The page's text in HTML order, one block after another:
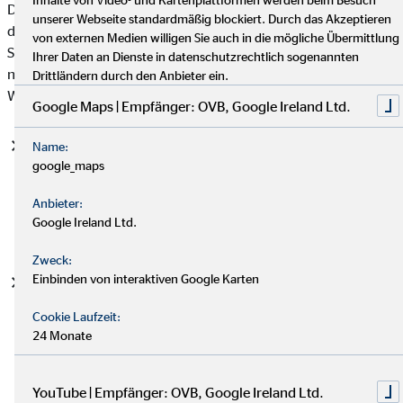
Datenschutzgrundverordnung (DSGVO), auf deren Basis wir
die personenbezogenen Daten verarbeiten, mit. Bitte beachten
Sie, dass zusätzlich zu den Regelungen der DSGVO die
nationalen Datenschutzvorgaben in Ihrem bzw. unserem
Wohn- und Sitzland gelten können.
Einwilligung (Art. 6 Abs. 1 S. 1 lit. a DSGVO)
betroffene Person hat ihre Einwilligung in die Verarbeitung
spezifischen Zweck oder mehrere bestimmte Zwecke
gegeben.
Vertragserfüllung und vorvertragliche Anfragen (Art. 6
Erfüllung eines Vertrags, dessen Vertragspartei die
der betroffenen Person erfolgen.
unserer Webseite standardmäßig blockiert. Durch das Akzeptieren
von externen Medien willigen Sie auch in die mögliche Übermittlung
Ihrer Daten an Dienste in datenschutzrechtlich sogenannten
Drittländern durch den Anbieter ein.
Google Maps | Empfänger: OVB, Google Ireland Ltd.
Name:
google_maps
Anbieter:
Google Ireland Ltd.
Zweck:
Einbinden von interaktiven Google Karten
Cookie Laufzeit:
24 Monate
YouTube | Empfänger: OVB, Google Ireland Ltd.